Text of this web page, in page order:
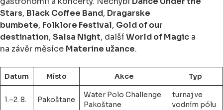
Stars, Black Coffee Band, Dragarske
bumbete, Folklore Festival, Gold of our
destination, Salsa Night, dalšíWorld of Magic a
na závěr měsíce Materine užance.
Datum Místo Akce Typ
1.–2. 8. Pakoštane
Water Polo Challenge
Pakoštane
turnaj ve
vodním pólu